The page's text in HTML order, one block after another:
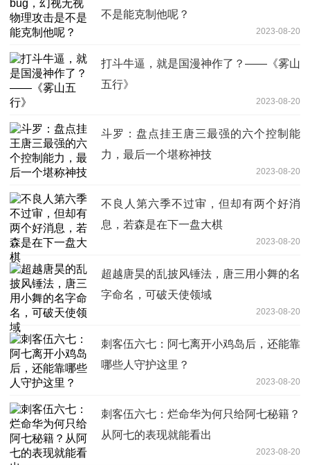
不是能克制他呢？
2023-08-20
打斗牛逼，就是国漫神作了？——《雾山
五行》
2023-08-20
斗罗：盘点挂王唐三最强的六个控制能
力，最后一个堪称神技
2023-08-20
不良人第六季不过审，但却有两个好消
息，若森是在下一盘大棋
2023-08-20
超越唐昊的乱披风锤法，唐三用小舞的名
字命名，可破天使领域
2023-08-20
刺客伍六七：阿七离开小鸡岛后，还能靠
哪些人守护这里？
2023-08-20
刺客伍六七：烂命华为何只给阿七秘籍？
从阿七的表现就能看出
2023-08-20